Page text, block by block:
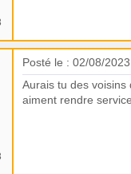
Posté le : 02/08/
Aurais tu des
aiment rendre